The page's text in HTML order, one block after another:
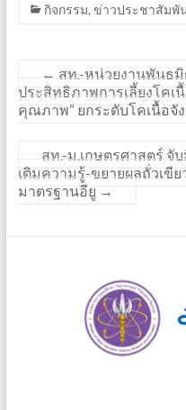
กิจกรรม, ข่าวประชาสัมพั
← สท.-หน่วยงานพันธมิ
ประสิทธิภาพการเลี้ยงโคเ
คุณภาพ” ยกระดับโคเนื้อจั
สท.-ม.เกษตรศาสตร์ จั
เติมความรู้-ขยายผลถั่วเขี
มาตรฐานอียู →